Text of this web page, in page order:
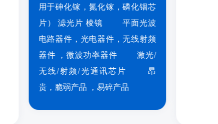
用于砷化镓，氮化镓，磷化铟芯
片） 滤光片 棱镜 平面光波
电路器件，光电器件，无线射频
器件 ，微波功率器件 激光/
无线/射频/光通讯芯片 昂
贵，脆弱产品 ，易碎产品